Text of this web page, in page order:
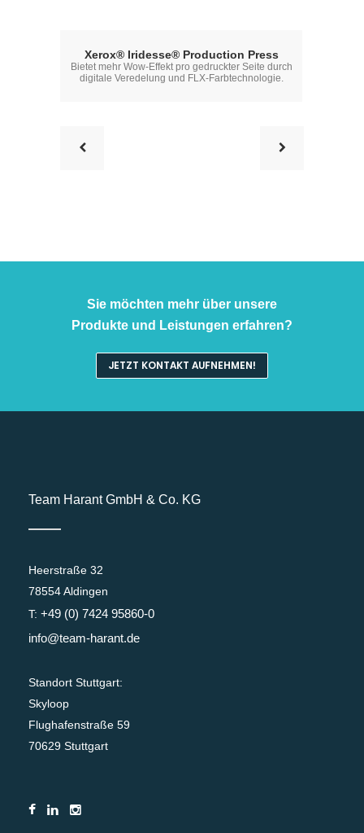
Xerox® Iridesse® Production Press
Bietet mehr Wow-Effekt pro gedruckter Seite durch
digitale Veredelung und FLX-Farbtechnologie.
Sie möchten mehr über unsere
Produkte und Leistungen erfahren?
JETZT KONTAKT AUFNEHMEN!
Team Harant GmbH & Co. KG
Heerstraße 32
78554 Aldingen
T: +49 (0) 7424 95860-0
info@team-harant.de
Standort Stuttgart:
Skyloop
Flughafenstraße 59
70629 Stuttgart